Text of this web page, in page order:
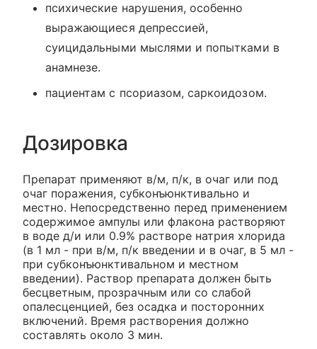
психические нарушения, особенно
выражающиеся депрессией,
суицидальными мыслями и попытками в
анамнезе.
пациентам с псориазом, саркоидозом.
Дозировка
Препарат применяют в/м, п/к, в очаг или под
очаг поражения, субконъюнктивально и
местно. Непосредственно перед применением
содержимое ампулы или флакона растворяют
в воде д/и или 0.9% растворе натрия хлорида
(в 1 мл - при в/м, п/к введении и в очаг, в 5 мл -
при субконъюнктивальном и местном
введении). Раствор препарата должен быть
бесцветным, прозрачным или со слабой
опалесценцией, без осадка и посторонних
включений. Время растворения должно
составлять около 3 мин.